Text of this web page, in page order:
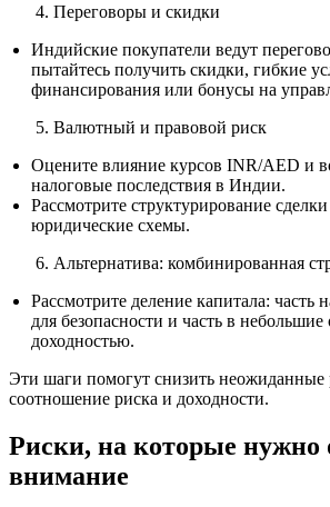
Переговоры и скидки
Индийские покупатели ведут
пытайтесь получить скидки, гибкие
финансирования или бонусы на
Валютный и правовой риск
Оцените влияние курсов INR/AED и
налоговые последствия в Индии.
Рассмотрите структурирование
юридические схемы.
Альтернатива: комбинированная
Рассмотрите деление капитала: часть
для безопасности и часть в небольшие
доходностью.
Эти шаги помогут снизить неожиданные
соотношение риска и доходности.
Риски, на которые нужно
внимание